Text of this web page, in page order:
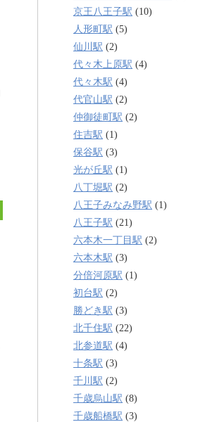
京王八王子駅 (10)
人形町駅 (5)
仙川駅 (2)
代々木上原駅 (4)
代々木駅 (4)
代官山駅 (2)
仲御徒町駅 (2)
住吉駅 (1)
保谷駅 (3)
光が丘駅 (1)
八丁堀駅 (2)
八王子みなみ野駅 (1)
八王子駅 (21)
六本木一丁目駅 (2)
六本木駅 (3)
分倍河原駅 (1)
初台駅 (2)
勝どき駅 (3)
北千住駅 (22)
北参道駅 (4)
十条駅 (3)
千川駅 (2)
千歳烏山駅 (8)
千歳船橋駅 (3)